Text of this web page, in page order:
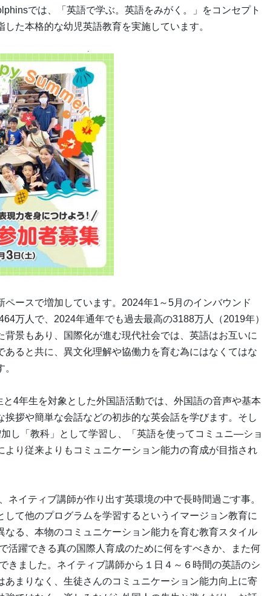
では、「英語で学ぶ。英語をみがく。」をコンセプト
た本格的な幼児英語教育を実施しています。
ースで増加しています。2024年1～5月のインバウンド
万人で、2024年通年でも過去最高の3188万人（2019年）
景もあり、国際化が進む現代社会では、英語はお互いに
ると共に、異文化理解や協働力を育む為にはなくてはな
4年生を対象とした外国語活動では、外国語の音声や基本
拶や簡単な会話などの初歩的な英会話を学びます。そし
し「教科」として学習し、「英語を使ってコミュニ―ショ
り従来よりもコミュニケーション能力の育成が目指され
イティブ講師が作り出す英環境の中で長時間過ごす事。
て他のプログラムを学習するというイマージョン教育に
る、本物のコミュニケーション能力を育む教育スタイル
活躍できる真の国際人育成のために何をすべきか、また何
きました。ネイティブ講師から１日４～６時間の英語のシ
まりなく、生徒さんのコミュニケーション能力向上に寄